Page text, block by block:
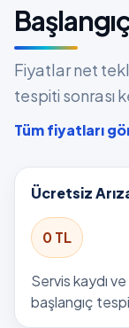
Fiyatlar net
tespiti sonrası
Tüm fiyatları
Ücretsiz
0 TL
Servis kaydı
başlangıç